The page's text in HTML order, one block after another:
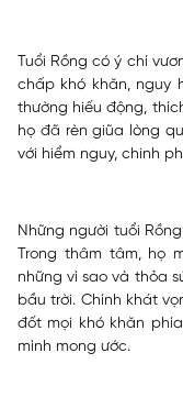
Tuổi Rồng có ý chí
chấp khó khăn, nguy
thường hiếu động,
họ đã rèn giũa lòng
với hiểm nguy, chinh
Những người tuổi
Trong thâm tâm, họ
những vì sao và thỏa
bầu trời. Chính khát
đốt mọi khó khăn
mình mong ước.